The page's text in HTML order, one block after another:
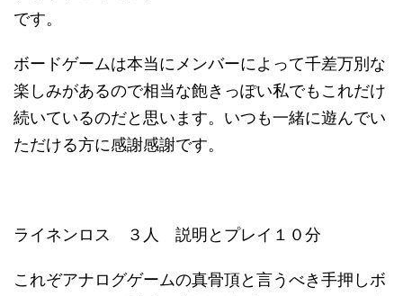
です。
ボードゲームは本当にメンバーによって千差万別な
楽しみがあるので相当な飽きっぽい私でもこれだけ
続いているのだと思います。いつも一緒に遊んでい
ただける方に感謝感謝です。
ライネンロス ３人 説明とプレイ１０分
これぞアナログゲームの真骨頂と言うべき手押しボ